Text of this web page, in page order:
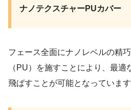
ナノテクスチャーPUカバー
フェース全面にナノレベルの精
（PU）を施すことにより、最適
飛ばすことが可能となっています